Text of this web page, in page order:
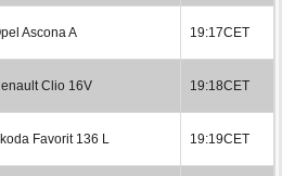
Ascona A 19:17CET
Clio 16V 19:18CET
Favorit 136 L 19:19CET